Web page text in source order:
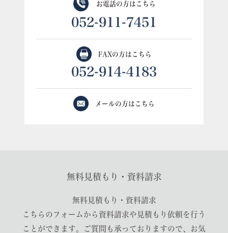
お電話の方はこちら
052-911-7451
FAXの方はこちら
052-914-4183
メールの方はこちら
無料見積もり・資料請求
無料見積もり・資料請求
こちらのフォームから資料請求や見積もり依頼を行う
ことができます。ご質問も承っておりますので、お気